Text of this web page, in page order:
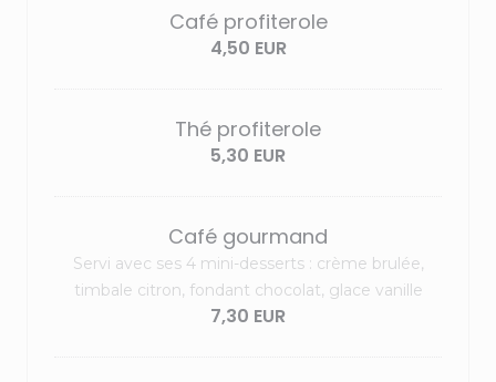
Café profiterole
4,50 EUR
Thé profiterole
5,30 EUR
Café gourmand
Servi avec ses 4 mini-desserts : crème brulée,
timbale citron, fondant chocolat, glace vanille
7,30 EUR